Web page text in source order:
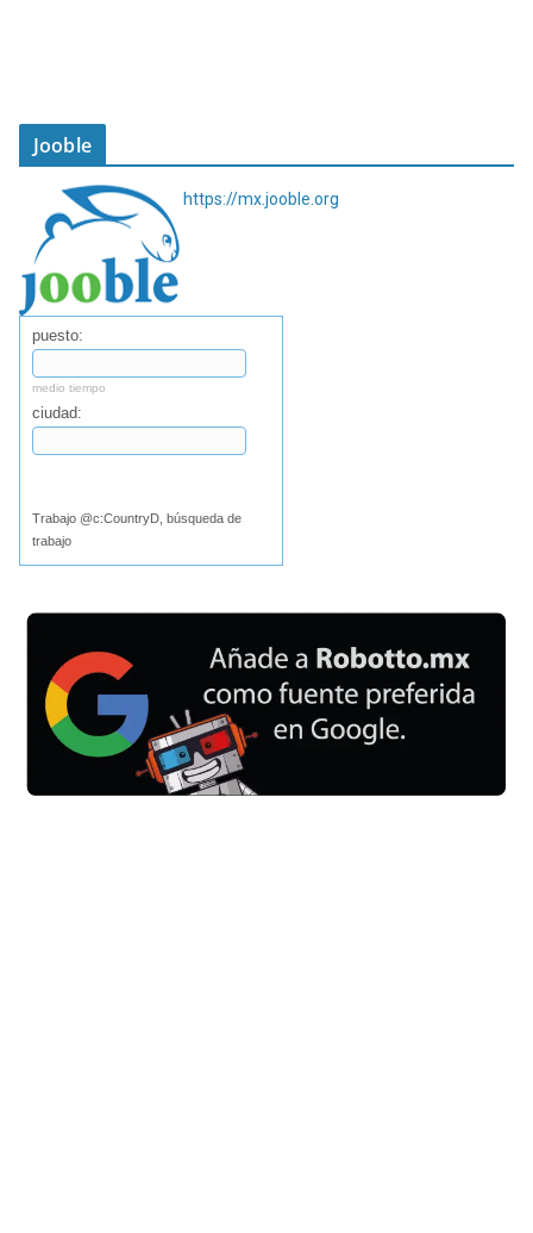
Jooble
https://mx.jooble.org
puesto:
medio tiempo
ciudad:
Trabajo @c:CountryD, búsqueda de
trabajo